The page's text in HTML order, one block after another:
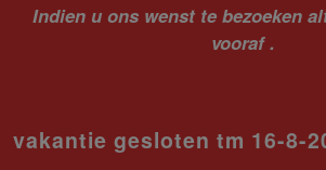
Indien u ons wenst te bezoeken
vooraf .
vakantie gesloten tm 16-8-